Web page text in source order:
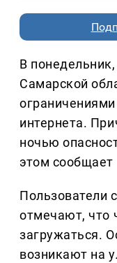
В
Самарской
интернета.
ночью
этом сообщает
Пользователи
отмечают, что
загружаться.
возникают на